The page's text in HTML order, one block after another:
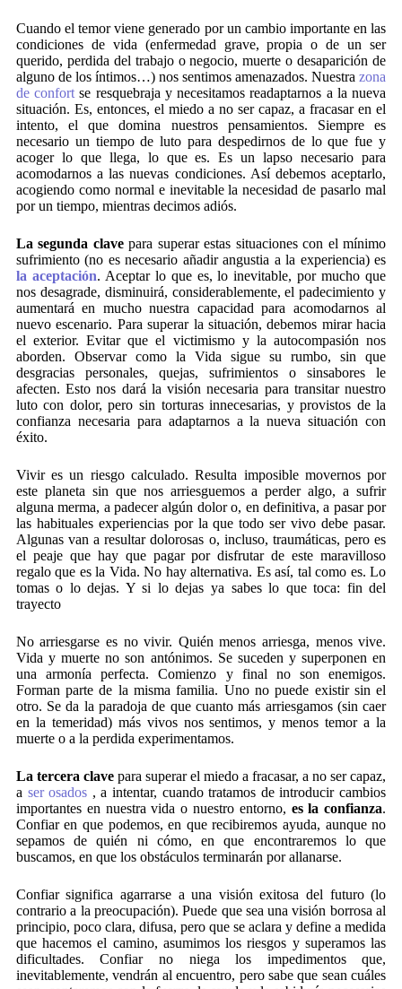
Cuando el temor viene generado por un cambio importante en las
condiciones de vida (enfermedad grave, propia o de un ser
querido, perdida del trabajo o negocio, muerte o desaparición de
alguno de los íntimos…) nos sentimos amenazados. Nuestrazona
de confort se resquebraja y necesitamos readaptarnos a la nueva
situación. Es, entonces, el miedo a no ser capaz, a fracasar en el
intento, el que domina nuestros pensamientos. Siempre es
necesario un tiempo de luto para despedirnos de lo que fue y
acoger lo que llega, lo que es. Es un lapso necesario para
acomodarnos a las nuevas condiciones. Así debemos aceptarlo,
acogiendo como normal e inevitable la necesidad de pasarlo mal
por un tiempo, mientras decimos adiós.
La segunda clavepara superar estas situaciones con el mínimo
sufrimiento (no es necesario añadir angustia a la experiencia) es
la aceptación. Aceptar lo que es, lo inevitable, por mucho que
nos desagrade, disminuirá, considerablemente, el padecimiento y
aumentará en mucho nuestra capacidad para acomodarnos al
nuevo escenario. Para superar la situación, debemos mirar hacia
el exterior. Evitar que el victimismo y la autocompasión nos
aborden. Observar como la Vida sigue su rumbo, sin que
desgracias personales, quejas, sufrimientos o sinsabores le
afecten. Esto nos dará la visión necesaria para transitar nuestro
luto con dolor, pero sin torturas innecesarias, y provistos de la
confianza necesaria para adaptarnos a la nueva situación con
éxito.
Vivir es un riesgo calculado. Resulta imposible movernos por
este planeta sin que nos arriesguemos a perder algo, a sufrir
alguna merma, a padecer algún dolor o, en definitiva, a pasar por
las habituales experiencias por la que todo ser vivo debe pasar.
Algunas van a resultar dolorosas o, incluso, traumáticas, pero es
el peaje que hay que pagar por disfrutar de este maravilloso
regalo que es la Vida. No hay alternativa. Es así, tal como es. Lo
tomas o lo dejas. Y si lo dejas ya sabes lo que toca: fin del
trayecto
No arriesgarse es no vivir. Quién menos arriesga, menos vive.
Vida y muerte no son antónimos. Se suceden y superponen en
una armonía perfecta. Comienzo y final no son enemigos.
Forman parte de la misma familia. Uno no puede existir sin el
otro. Se da la paradoja de que cuanto más arriesgamos (sin caer
en la temeridad) más vivos nos sentimos, y menos temor a la
muerte o a la perdida experimentamos.
La tercera clavepara superar el miedo a fracasar, a no ser capaz,
a ser osados , a intentar, cuando tratamos de introducir cambios
importantes en nuestra vida o nuestro entorno, es la confianza.
Confiar en que podemos, en que recibiremos ayuda, aunque no
sepamos de quién ni cómo, en que encontraremos lo que
buscamos, en que los obstáculos terminarán por allanarse.
Confiar significa agarrarse a una visión exitosa del futuro (lo
contrario a la preocupación). Puede que sea una visión borrosa al
principio, poco clara, difusa, pero que se aclara y define a medida
que hacemos el camino, asumimos los riesgos y superamos las
dificultades. Confiar no niega los impedimentos que,
inevitablemente, vendrán al encuentro, pero sabe que sean cuáles